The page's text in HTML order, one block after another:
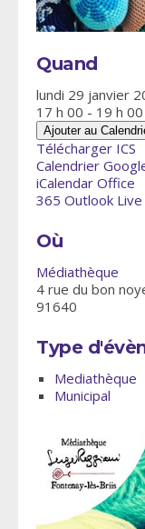
Quand
lundi 29 janvier
17 h 00 - 19 h 00
Ajouter au
Télécharger ICS
Calendrier
iCalendar Office
365 Outlook Live
Où
Médiathèque
4 rue du bon
91640
Type
Mediathèque
Municipal